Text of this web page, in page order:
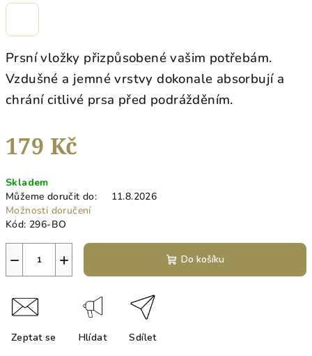
Prsní vložky přizpůsobené vašim potřebám.
Vzdušné a jemné vrstvy dokonale absorbují a
chrání citlivé prsa před podrážděním.
179 Kč
cena:
Skladem
Můžeme doručit do:
11.8.2026
Možnosti doručení
Kód: 296-BO
+
− Do košíku
Zeptat se Hlídat Sdílet